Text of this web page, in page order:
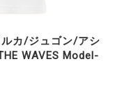
カ/ジュゴン/アシ
WAVES Model-